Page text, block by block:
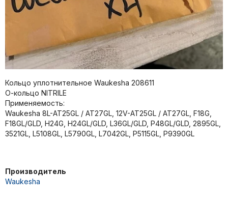
Кольцо уплотнительное Waukesha 208611
О-кольцо NITRILE
Применяемость:
Waukesha 8L-AT25GL / AT27GL, 12V-AT25GL / AT27GL, F18G,
F18GL/GLD, H24G, H24GL/GLD, L36GL/GLD, P48GL/GLD, 2895GL,
3521GL, L5108GL, L5790GL, L7042GL, P5115GL, P9390GL
Производитель
Waukesha